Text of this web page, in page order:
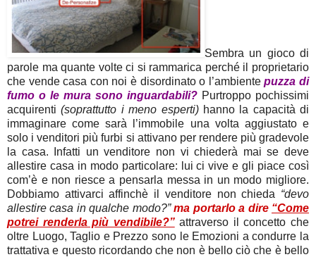
Sembra un gioco di
parole ma quante volte ci si rammarica perché il proprietario
che vende casa con noi è disordinato o l’ambientepuzza di
fumo o le mura sono inguardabili? Purtroppo pochissimi
acquirenti(soprattutto i meno esperti) hanno la capacità di
immaginare come sarà l’immobile una volta aggiustato e
solo i venditori più furbi si attivano per rendere più gradevole
la casa. Infatti un venditore non vi chiederà mai se deve
allestire casa in modo particolare: lui ci vive e gli piace così
com’è e non riesce a pensarla messa in un modo migliore.
Dobbiamo attivarci affinchè il venditore non chieda “devo
allestire casa in qualche modo?” ma portarlo a dire “Come
potrei renderla più vendibile?” attraverso il concetto che
oltre Luogo, Taglio e Prezzo sono le Emozioni a condurre la
trattativa e questo ricordando che non è bello ciò che è bello